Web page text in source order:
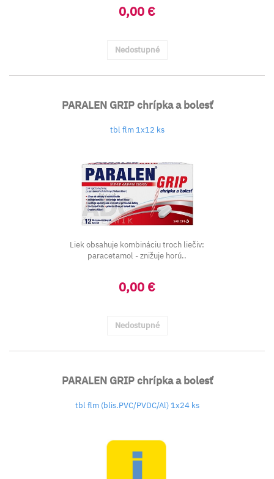
0,00 €
Nedostupné
PARALEN GRIP chrípka a bolesť
tbl flm 1x12 ks
Liek obsahuje kombináciu troch liečiv:
paracetamol - znižuje horú..
0,00 €
Nedostupné
PARALEN GRIP chrípka a bolesť
tbl flm (blis.PVC/PVDC/Al) 1x24 ks